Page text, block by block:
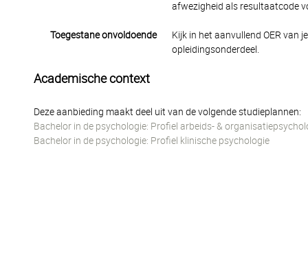
afwezigheid als resultaatcode
Toegestane onvoldoende
Kijk in het aanvullend OER van
opleidingsonderdeel.
Academische context
Deze aanbieding maakt deel uit van de volgende studieplannen:
Bachelor in de psychologie: Profiel arbeids- &
Bachelor in de psychologie: Profiel klinische psychologie